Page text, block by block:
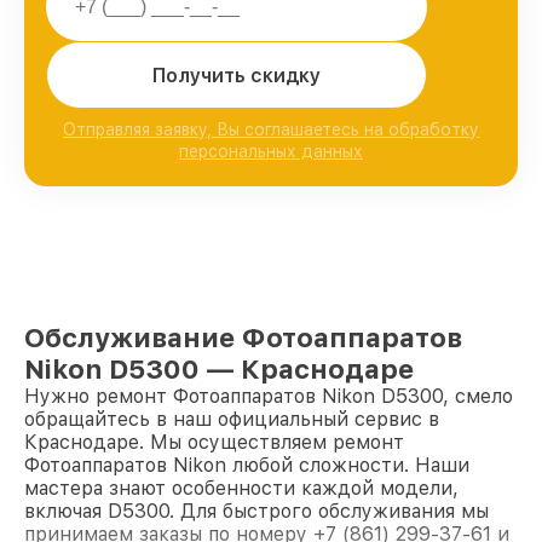
Получить скидку
Отправляя заявку, Вы соглашаетесь на обработку
персональных данных
Обслуживание Фотоаппаратов
Nikon D5300 — Краснодаре
Нужно ремонт Фотоаппаратов Nikon D5300, смело
обращайтесь в наш официальный сервис в
Краснодаре. Мы осуществляем ремонт
Фотоаппаратов Nikon любой сложности. Наши
мастера знают особенности каждой модели,
включая D5300. Для быстрого обслуживания мы
принимаем заказы по номеру +7 (861) 299-37-61 и